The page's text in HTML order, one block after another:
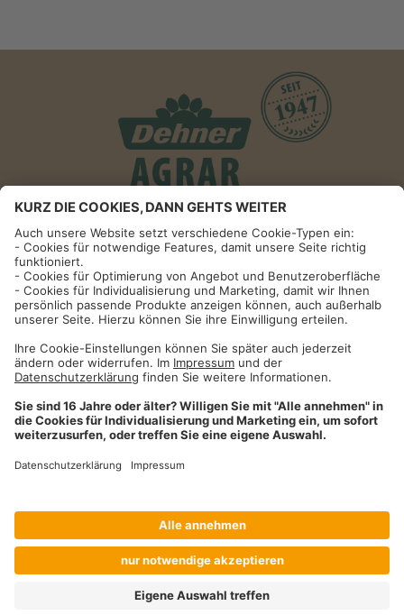
Informationen
Impressum
Datenschutzhinweise
AGB und Widerrufsbelehrung
Dehner Unternehmen
Cookie-Einstellungen
Dehner Agrar GmbH & Co. KG
09090 / 77 72 72
Fax09090 / 77 73 91
agrar@dehner.de